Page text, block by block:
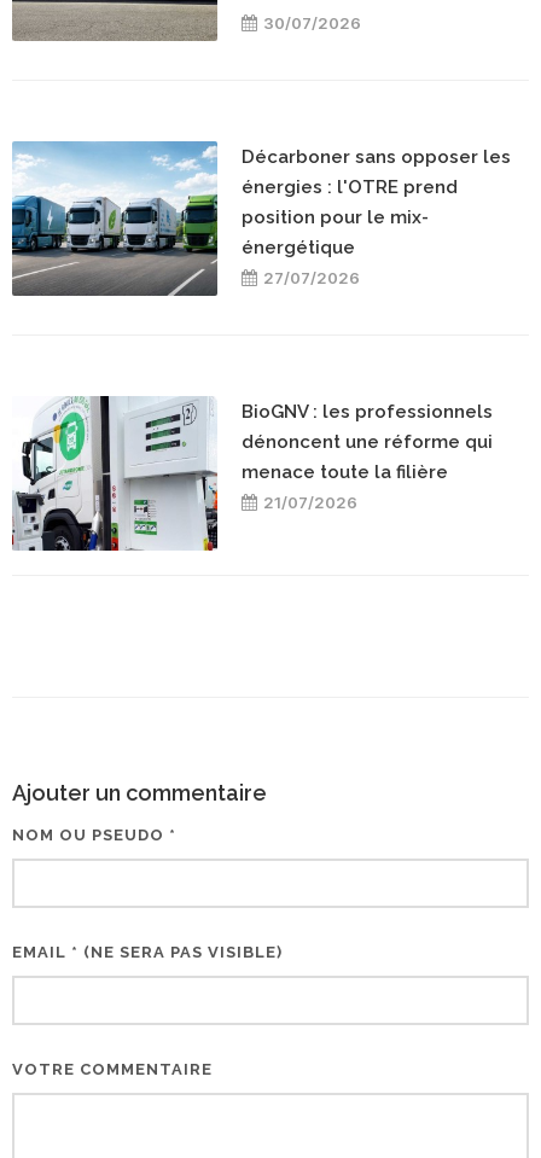
30/07/2026
Décarboner sans opposer les
énergies : l'OTRE prend
position pour le mix-
énergétique
27/07/2026
BioGNV : les professionnels
dénoncent une réforme qui
menace toute la filière
21/07/2026
Ajouter un commentaire
NOM OU PSEUDO *
EMAIL * (NE SERA PAS VISIBLE)
VOTRE COMMENTAIRE